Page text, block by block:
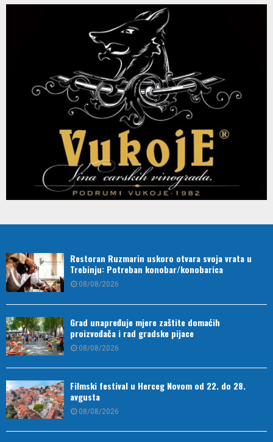
Restoran Ruzmarin uskoro otvara svoja vrata u
Trebinju: Potreban konobar/konobarica
08/08/2026
Grad unapređuje mjere zaštite domaćih
proizvođača i rad gradske pijace
08/08/2026
Filmski festival u Herceg Novom od 22. do 28.
avgusta
08/08/2026